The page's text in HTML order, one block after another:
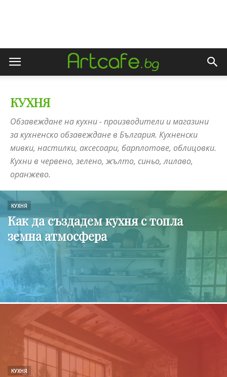
КУХНЯ
Обзавеждане на кухни - производители и магазини
за кухненско обзавеждане в България. Кухненски
мивки, настилки, аксесоари, барплотове, облицовки.
Кухни в червено, зелено, жълто, синьо, лилаво,
оранжево.
КУХНЯ
Как да създадем кухня с топла
земна атмосфера
КУХНЯ